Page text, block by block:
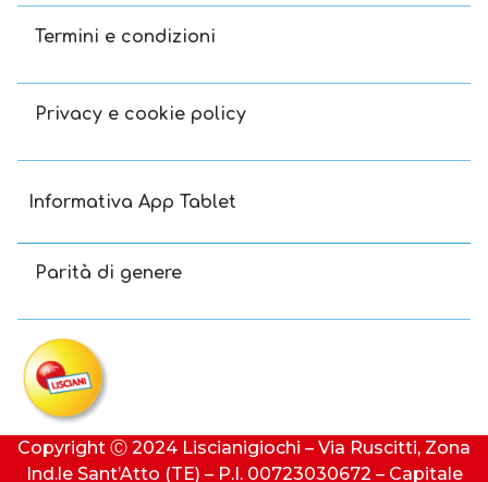
Termini e condizioni
Privacy e cookie policy
Informativa App Tablet
Parità di genere
Copyright Ⓒ 2024 Liscianigiochi – Via Ruscitti, Zona
Ind.le Sant’Atto (TE) – P.I. 00723030672 – Capitale